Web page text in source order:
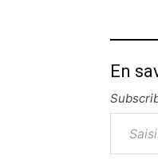
En
Saisissez votre adresse e-mail…